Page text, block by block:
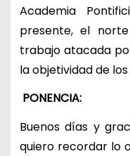
Academia
presente, el
trabajo atacada
la objetividad de
PONENCIA:
Buenos días y
quiero recordar lo